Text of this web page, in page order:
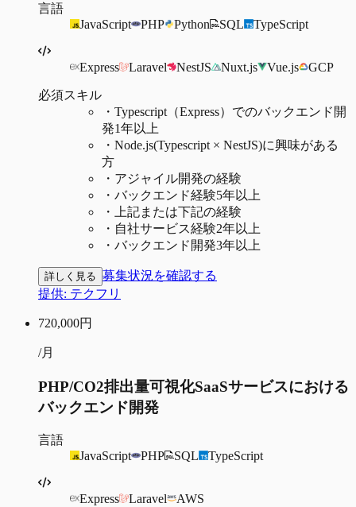
言語
JavaScript
PHP Python SQL TypeScript
Express Laravel NestJS Nuxt.js Vue.js GCP
必須スキル
・ Typescript（Express）でのバックエンド開
発1年以上
・ Node.js(Typescript × NestJS)に興味がある
方
・ アジャイル開発の経験
・ バックエンド経験5年以上
・
上記または下記の経験
・ 自社サービス経験2年以上
・ バックエンド開発3年以上
詳しく見る 募集状況を確認する
提供: テクフリ
720,000円
/月
PHP/CO2排出量可視化SaaSサービスにおける
バックエンド開発
言語
JavaScript
PHP SQL TypeScript
Express Laravel AWS